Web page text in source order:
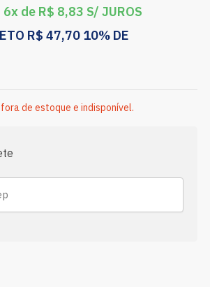
6x de R$ 8,83 S/ JUROS
R$ 47,70 10% DE
de estoque e indisponível.